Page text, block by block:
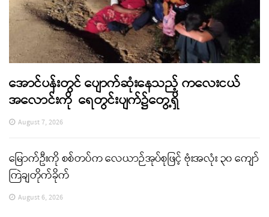
အောင်ပန်းတွင် ပျောက်ဆုံးနေသည့် ကလေးငယ်
အလောင်းကို ရေတွင်းပျက်၌တွေ့ရှိ
August 7, 2026
မြောက်ဦးကို စစ်တပ်က လေယာဉ်အုပ်စုဖြင့် ဗုံးအလုံး ၃၀ ကျော်
ကြဲချတိုက်ခိုက်
August 6, 2026